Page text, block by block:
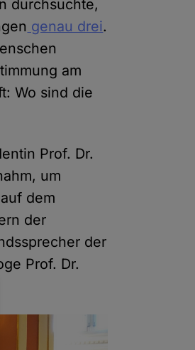
durchsuchte,
genau drei.
am
Wo sind die
Prof. Dr.
um
dem
der
der
Prof. Dr.